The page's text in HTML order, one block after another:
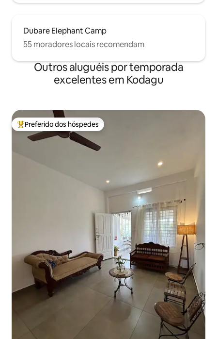
Dubare Elephant Camp
55 moradores locais recomendam
Outros aluguéis por temporada
excelentes em Kodagu
Entre os melhores preferidos dos hóspedes
Preferido dos hóspedes